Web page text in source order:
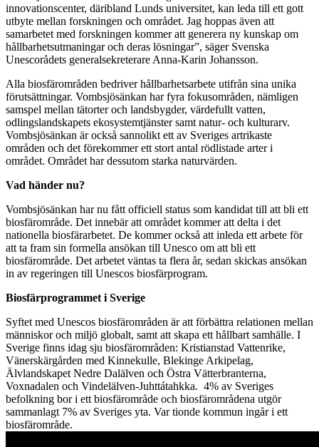
innovationscenter, däribland Lunds universitet, kan leda till ett gott
utbyte mellan forskningen och området. Jag hoppas även att
samarbetet med forskningen kommer att generera ny kunskap om
hållbarhetsutmaningar och deras lösningar”, säger Svenska
Unescorådets generalsekreterare Anna-Karin Johansson.
Alla biosfärområden bedriver hållbarhetsarbete utifrån sina unika
förutsättningar. Vombsjösänkan har fyra fokusområden, nämligen
samspel mellan tätorter och landsbygder, värdefullt vatten,
odlingslandskapets ekosystemtjänster samt natur- och kulturarv.
Vombsjösänkan är också sannolikt ett av Sveriges artrikaste
områden och det förekommer ett stort antal rödlistade arter i
området. Området har dessutom starka naturvärden.
Vad händer nu?
Vombsjösänkan har nu fått officiell status som kandidat till att bli ett
biosfärområde. Det innebär att området kommer att delta i det
nationella biosfärarbetet. De kommer också att inleda ett arbete för
att ta fram sin formella ansökan till Unesco om att bli ett
biosfärområde. Det arbetet väntas ta flera år, sedan skickas ansökan
in av regeringen till Unescos biosfärprogram.
Biosfärprogrammet i Sverige
Syftet med Unescos biosfärområden är att förbättra relationen mellan
människor och miljö globalt, samt att skapa ett hållbart samhälle. I
Sverige finns idag sju biosfärområden: Kristianstad Vattenrike,
Vänerskärgården med Kinnekulle, Blekinge Arkipelag,
Älvlandskapet Nedre Dalälven och Östra Vätterbranterna,
Voxnadalen och Vindelälven-Juhttátahkka. 4% av Sveriges
befolkning bor i ett biosfärområde och biosfärområdena utgör
sammanlagt 7% av Sveriges yta. Var tionde kommun ingår i ett
biosfärområde.